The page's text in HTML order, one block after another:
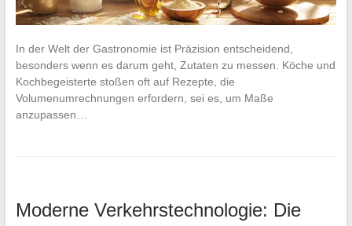
In der Welt der Gastronomie ist Präzision entscheidend,
besonders wenn es darum geht, Zutaten zu messen. Köche und
Kochbegeisterte stoßen oft auf Rezepte, die
Volumenumrechnungen erfordern, sei es, um Maße
anzupassen…
Moderne Verkehrstechnologie: Die